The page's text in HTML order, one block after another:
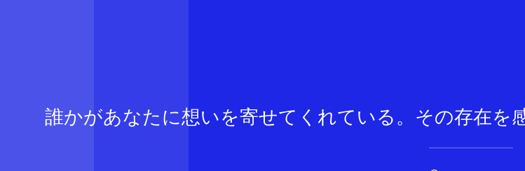
誰かがあなたに想いを寄せてくれている。その存在を